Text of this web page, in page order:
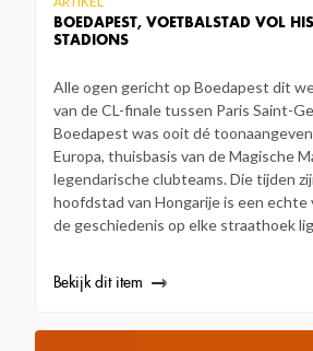
BOEDAPEST, VOETBALSTAD VOL
STADIONS
Alle ogen gericht op Boedapest dit
van de CL-finale tussen Paris Saint-
Boedapest was ooit dé
Europa, thuisbasis van de Magische
legendarische clubteams. Die tijden
hoofdstad van Hongarije is een
de geschiedenis op elke straathoek
Bekijk dit item